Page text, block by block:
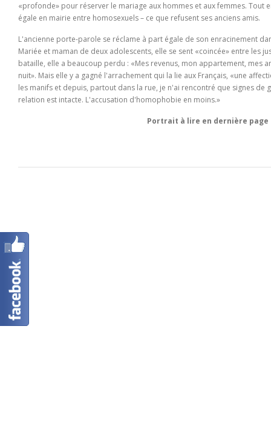
«profonde» pour réserver le mariage aux hommes et aux femmes. Tout
égale en mairie entre homosexuels – ce que refusent ses anciens amis.
L'ancienne porte-parole se réclame à part égale de son enracinement
Mariée et maman de deux adolescents, elle se sent «coincée» entre les
bataille, elle a beaucoup perdu : «Mes revenus, mon appartement, mes
nuit». Mais elle y a gagné l'arrachement qui la lie aux Français, «une
les manifs et depuis, partout dans la rue, je n'ai rencontré que signes
relation est intacte. L'accusation d'homophobie en moins.»
Portrait à lire en dernière